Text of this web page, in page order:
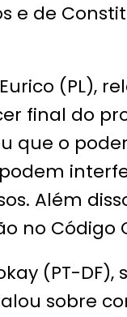
e de
(PL),
final do
que o
Além
no Código
(PT-DF),
sobre